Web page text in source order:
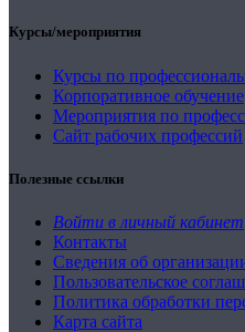
Курсы/мероприятия
Курсы по
Корпоративное обучение
Мероприятия по
Сайт рабочих профессий
Полезные ссылки
Войти в личный кабинет
Контакты
Сведения об
Пользовательское
Политика обработки
Карта сайта